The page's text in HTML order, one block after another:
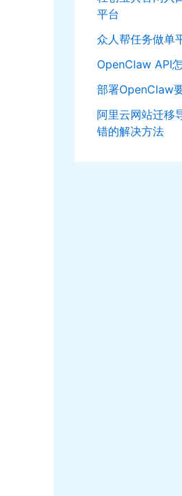
平台
众人帮任务做单
OpenClaw API
部署OpenClaw
阿里云网站迁移
错的解决方法